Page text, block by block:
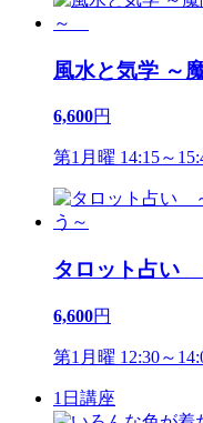
風水と気学 ～
6,600円
第1月曜 14:15～
タロット占い
6,600円
第1月曜 12:30～
1日講座